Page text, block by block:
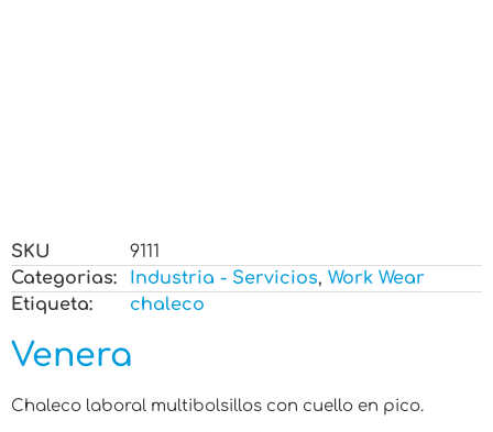
SKU
9111
Categorias:
Industria - Servicios, Work Wear
Etiqueta:
chaleco
Venera
Chaleco laboral multibolsillos con cuello en pico.